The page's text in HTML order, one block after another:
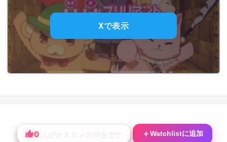
Xで表示
再読み込み
0 人がオススメの作品です ＋Watchlistに追加